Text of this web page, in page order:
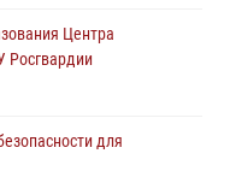
обнаружили
и помогли ему вернуться
Центра
Росгвардии
для